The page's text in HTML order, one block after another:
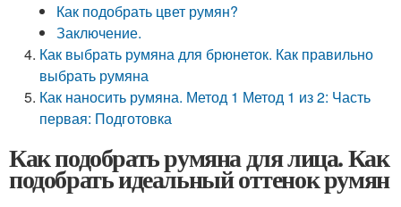
Как подобрать цвет румян?
Заключение.
Как выбрать румяна для брюнеток. Как правильно
выбрать румяна
Как наносить румяна. Метод 1 Метод 1 из 2: Часть
первая: Подготовка
Как подобрать румяна для лица. Как
подобрать идеальный оттенок румян